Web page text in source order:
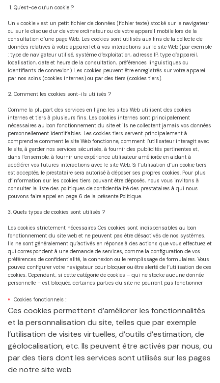
les
biens
Lyon
9
Voir
tous
les
biens
biens
mail
Notre
équipe
Nos
actualités
Contact
1. Qu'est-ce qu’un cookie ?
Un « cookie » est un petit fichier de données (fichier texte) stocké sur le navigateur
ou sur le disque dur de votre ordinateur ou de votre appareil mobile lors de la
consultation d’une page Web. Les cookies sont utilisés aux fins de la collecte de
données relatives à votre appareil et à vos interactions sur le site Web (par exemple
: type de navigateur utilisé, système d’exploitation, adresse IP, type d’appareil,
localisation, date et heure de la consultation, préférences linguistiques ou
identifiants de connexion). Les cookies peuvent être enregistrés sur votre appareil
par nos soins (cookies internes) ou par des tiers (cookies tiers).
2. Comment les cookies sont-ils utilisés ?
Comme la plupart des services en ligne, les sites Web utilisent des cookies
internes et tiers à plusieurs fins. Les cookies internes sont principalement
nécessaires au bon fonctionnement du site et ils ne collectent jamais vos données
personnellement identifiables. Les cookies tiers servent principalement à
comprendre comment le site Web fonctionne, comment l’utilisateur interagit avec
le site, à garder nos services sécurisés, à fournir des publicités pertinentes et,
dans l’ensemble, à fournir une expérience utilisateur améliorée en aidant à
accélérer vos futures interactions avec le site Web. Si l’utilisation d’un cookie tiers
est acceptée, le prestataire sera autorisé à déposer ses propres cookies. Pour plus
d’information sur les cookies tiers pouvant être déposés, nous vous invitons à
consulter la liste des politiques de confidentialité des prestataires à qui nous
pouvons faire appel en page 6 de la présente Politique.
3. Quels types de cookies sont utilisés ?
Les cookies strictement nécessaires Ces cookies sont indispensables au bon
fonctionnement du site web et ne peuvent pas être désactivés de nos systèmes.
Ils ne sont généralement qu’activés en réponse à des actions que vous effectuez et
qui correspondent à une demande de services, comme la configuration de vos
préférences de confidentialité, la connexion ou le remplissage de formulaires. Vous
pouvez configurer votre navigateur pour bloquer ou être alerté de l’utilisation de ces
cookies. Cependant, si cette catégorie de cookies – qui ne stocke aucune donnée
personnelle – est bloquée, certaines parties du site ne pourront pas fonctionner
Cookies fonctionnels :
Ces cookies permettent d’améliorer les fonctionnalités
et la personnalisation du site, telles que par exemple
l’utilisation de visites virtuelles, d’outils d’estimation, de
géolocalisation, etc. Ils peuvent être activés par nous, ou
par des tiers dont les services sont utilisés sur les pages
de notre site web